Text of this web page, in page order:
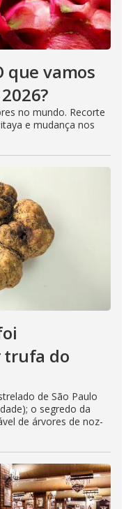
que vamos
no mundo. Recorte
e mudança nos
trufa do
de São Paulo
o segredo da
de árvores de noz-